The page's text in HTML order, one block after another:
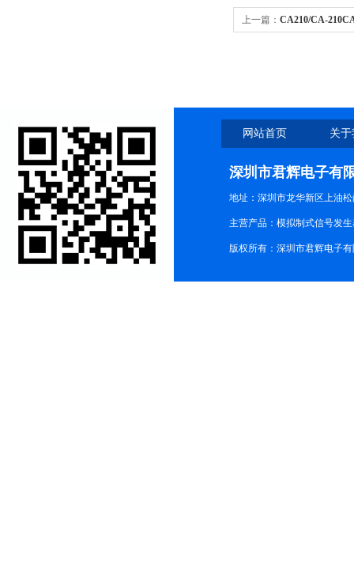
上一篇： CA210/CA-
网站首页 关
深圳市君辉电子有
地址：深圳市龙华新区上油松
主营产品：模拟制式信号发
版权所有：深圳市君辉电子